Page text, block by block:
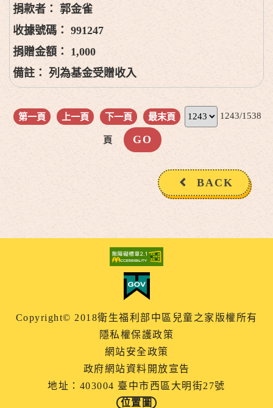
郭金雀
991247
1,000
列為基金受贈收入
第一頁 上一頁 下一頁 最末頁 1243/1538
頁
BACK
Copyright© 2018衛生福利部中區兒童之家版權所有
隱私權保護政策
網站安全政策
政府網站資料開放宣告
地址：403004 臺中市西區大明街27號
位置圖